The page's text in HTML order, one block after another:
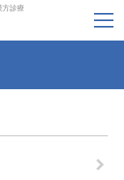
方診療